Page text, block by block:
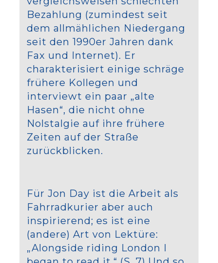
Bezahlung (zumindest seit
dem allmählichen Niedergang
seit den 1990er Jahren dank
Fax und Internet). Er
charakterisiert einige schräge
frühere Kollegen und
interviewt ein paar „alte
Hasen“, die nicht ohne
Nolstalgie auf ihre frühere
Zeiten auf der Straße
zurückblicken.
Für Jon Day ist die Arbeit als
Fahrradkurier aber auch
inspirierend; es ist eine
(andere) Art von Lektüre:
„Alongside riding London I